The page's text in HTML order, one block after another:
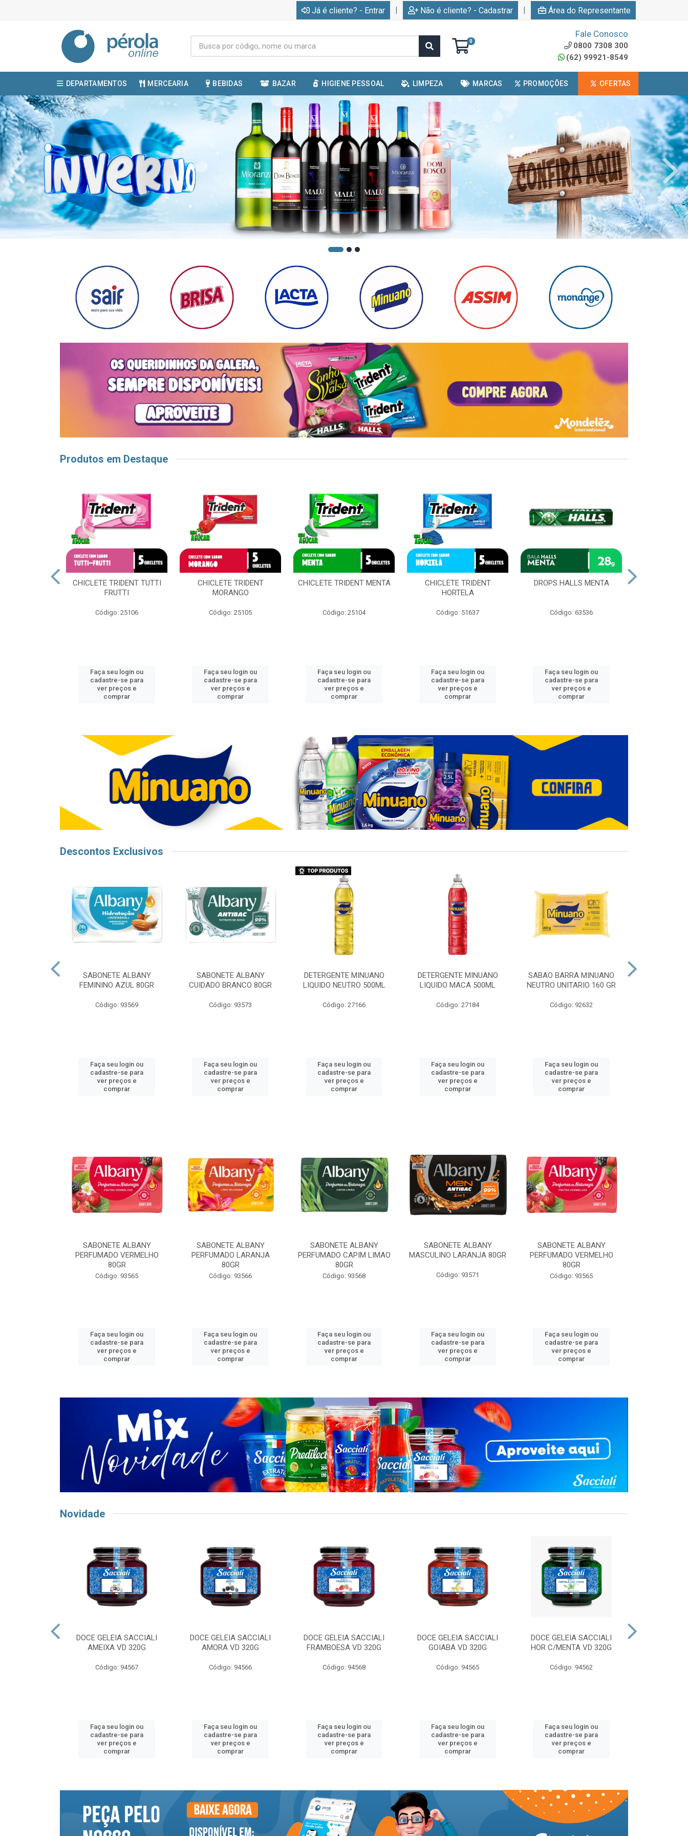
Já é cliente? - Entrar | Não é cliente? - Cadastrar | Área do Representante
0
Fale Conosco
0800 7308 300
(62) 99921-8549
DEPARTAMENTOS MERCEARIA BEBIDAS BAZAR HIGIENE PESSOAL LIMPEZA MARCAS PROMOÇÕES OFERTAS
Produtos em Destaque
CHICLETE TRIDENT TUTTI
FRUTTI
Código: 25106
Faça seu login ou
cadastre-se para
ver preços e
comprar
CHICLETE TRIDENT
MORANGO
Código: 25105
Faça seu login ou
cadastre-se para
ver preços e
comprar
CHICLETE TRIDENT MENTA
Código: 25104
Faça seu login ou
cadastre-se para
ver preços e
comprar
CHICLETE TRIDENT
HORTELA
Código: 51637
Faça seu login ou
cadastre-se para
ver preços e
comprar
DROPS HALLS MENTA
Código: 63536
Faça seu login ou
cadastre-se para
ver preços e
comprar
Descontos Exclusivos
SABONETE ALBANY
FEMININO AZUL 80GR
Código: 93569
Faça seu login ou
cadastre-se para
ver preços e
comprar
SABONETE ALBANY
CUIDADO BRANCO 80GR
Código: 93573
Faça seu login ou
cadastre-se para
ver preços e
comprar
DETERGENTE MINUANO
LIQUIDO NEUTRO 500ML
Código: 27166
Faça seu login ou
cadastre-se para
ver preços e
comprar
DETERGENTE MINUANO
LIQUIDO MACA 500ML
Código: 27184
Faça seu login ou
cadastre-se para
ver preços e
comprar
SABAO BARRA MINUANO
NEUTRO UNITARIO 160 GR
Código: 92632
Faça seu login ou
cadastre-se para
ver preços e
comprar
SABONETE ALBANY
PERFUMADO VERMELHO
80GR
Código: 93565
Faça seu login ou
cadastre-se para
ver preços e
comprar
SABONETE ALBANY
PERFUMADO LARANJA
80GR
Código: 93566
Faça seu login ou
cadastre-se para
ver preços e
comprar
SABONETE ALBANY
PERFUMADO CAPIM LIMAO
80GR
Código: 93568
Faça seu login ou
cadastre-se para
ver preços e
comprar
SABONETE ALBANY
MASCULINO LARANJA 80GR
Código: 93571
Faça seu login ou
cadastre-se para
ver preços e
comprar
SABONETE ALBANY
PERFUMADO VERMELHO
80GR
Código: 93565
Faça seu login ou
cadastre-se para
ver preços e
comprar
Novidade
DOCE GELEIA SACCIALI
AMEIXA VD 320G
Código: 94567
Faça seu login ou
cadastre-se para
ver preços e
comprar
DOCE GELEIA SACCIALI
AMORA VD 320G
Código: 94566
Faça seu login ou
cadastre-se para
ver preços e
comprar
DOCE GELEIA SACCIALI
FRAMBOESA VD 320G
Código: 94568
Faça seu login ou
cadastre-se para
ver preços e
comprar
DOCE GELEIA SACCIALI
GOIABA VD 320G
Código: 94565
Faça seu login ou
cadastre-se para
ver preços e
comprar
DOCE GELEIA SACCIALI
HOR C/MENTA VD 320G
Código: 94562
Faça seu login ou
cadastre-se para
ver preços e
comprar